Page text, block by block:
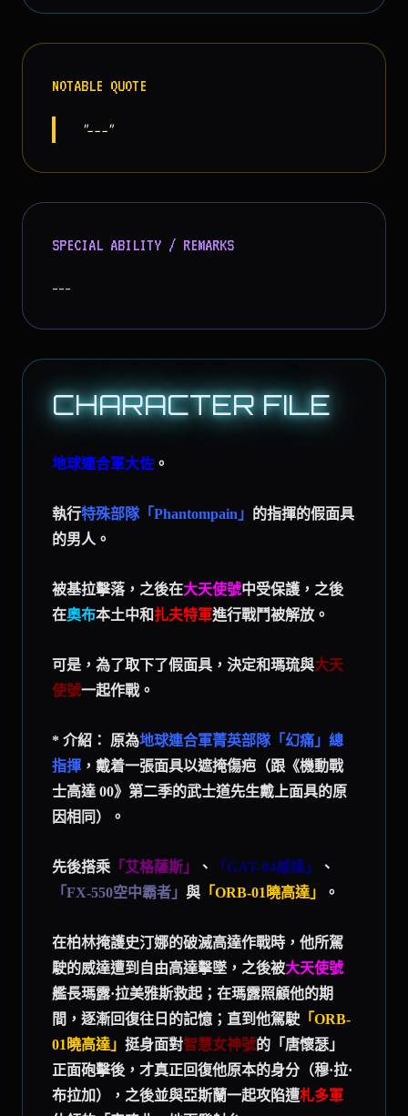
NOTABLE QUOTE
"---"
SPECIAL ABILITY / REMARKS
---
CHARACTER FILE
地球連合軍大佐 。
執行特殊部隊「Phantompain」 的指揮的假面具
的男人。
被基拉擊落，之後在大天使號中受保護，之後
在奧布本土中和扎夫特軍進行戰鬥被解放。
可是，為了取下了假面具，決定和瑪琉與大天
使號一起作戰。
* 介紹： 原為地球連合軍菁英部隊「幻痛」總
指揮 ，戴着一張面具以遮掩傷疤（跟《機動戰
士高達 00》第二季的武士道先生戴上面具的原
因相同）。
先後搭乘 「艾格薩斯」 、 「GAT-04威達」
、
「FX-550空中霸者」 與 「ORB-01曉高達」 。
在柏林掩護史汀娜的破滅高達作戰時，他所駕
駛的威達遭到自由高達擊墜，之後被大天使號
艦長瑪露·拉美雅斯救起；在瑪露照顧他的期
間，逐漸回復往日的記憶；直到他駕駛 「ORB-
01曉高達」 挺身面對智慧女神號的「唐懷瑟」
正面砲擊後，才真正回復他原本的身分（穆·拉·
布拉加），之後並與亞斯蘭一起攻陷遭札多軍